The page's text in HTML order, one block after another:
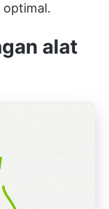
optimal.
alat